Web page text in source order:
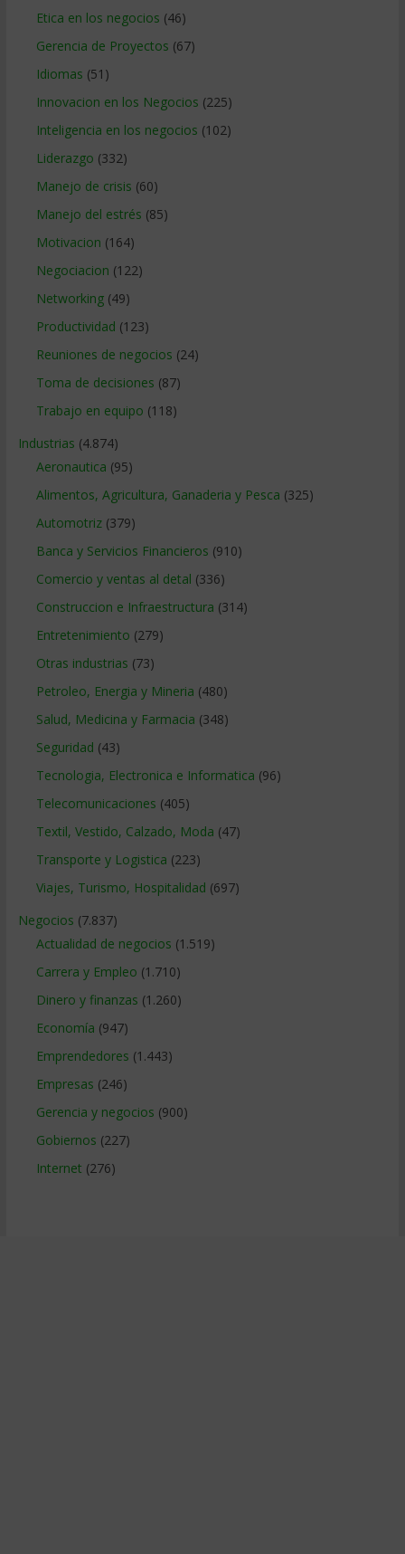
Etica en los negocios (46)
Gerencia de Proyectos (67)
Idiomas (51)
Innovacion en los Negocios (225)
Inteligencia en los negocios (102)
Liderazgo (332)
Manejo de crisis (60)
Manejo del estrés (85)
Motivacion (164)
Negociacion (122)
Networking(49)
Productividad (123)
Reuniones de negocios (24)
Toma de decisiones (87)
Trabajo en equipo (118)
Industrias (4.874)
Aeronautica (95)
Alimentos, Agricultura, Ganaderia y Pesca (325)
Automotriz(379)
Banca y Servicios Financieros (910)
Comercio y ventas al detal (336)
Construccion e Infraestructura (314)
Entretenimiento (279)
Otras industrias (73)
Petroleo, Energia y Mineria (480)
Salud, Medicina y Farmacia (348)
Seguridad (43)
Tecnologia, Electronica e Informatica (96)
Telecomunicaciones (405)
Textil, Vestido, Calzado, Moda (47)
Transporte y Logistica (223)
Viajes, Turismo, Hospitalidad (697)
Negocios (7.837)
Actualidad de negocios (1.519)
Carrera y Empleo (1.710)
Dinero y finanzas (1.260)
Economía (947)
Emprendedores (1.443)
Empresas (246)
Gerencia y negocios (900)
Gobiernos (227)
Internet (276)